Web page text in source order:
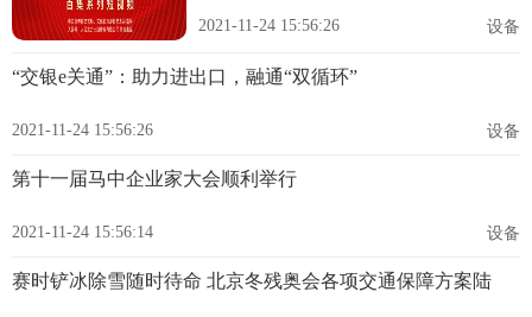
2021-11-24 15:56:26 设备
“交银e关通”：助力进出口，融通“双循环”
2021-11-24 15:56:26 设备
第十一届马中企业家大会顺利举行
2021-11-24 15:56:14 设备
赛时铲冰除雪随时待命 北京冬残奥会各项交通保障方案陆